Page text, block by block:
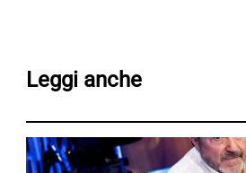
Leggi anche